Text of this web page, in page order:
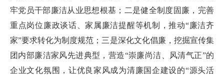
牢党员干部廉洁从业思想根基；二是健全制度固廉，完善
重点岗位廉政谈话、家属廉洁提醒等机制，推动“廉洁齐
家”要求转化为制度规范；三是深化文化倡廉，挖掘宣传集
团内部廉洁家风先进典型，营造“崇廉尚洁、风清气正”的
企业文化氛围，让优良家风成为清廉国企建设的“源头活